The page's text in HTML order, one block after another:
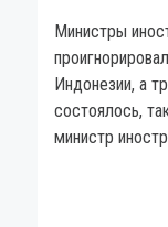
Министры
Индонезии, а
состоялось,
министр